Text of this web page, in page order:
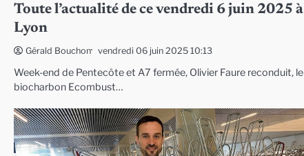
Toute l’actualité de ce vendredi 6 juin 2025 à
Lyon
Gérald Bouchon vendredi 06 juin 2025 10:13
Week-end de Pentecôte et A7 fermée, Olivier Faure reconduit, le
biocharbon Ecombust…